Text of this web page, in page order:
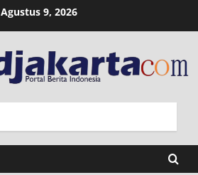
Agustus 9, 2026